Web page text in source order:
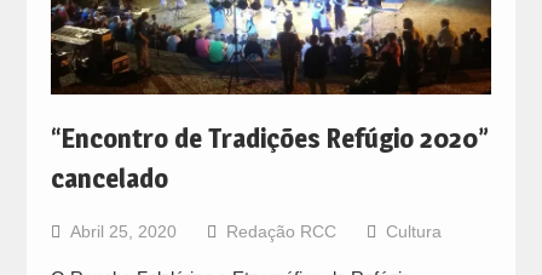
“Encontro de Tradições Refúgio 2020”
cancelado
Abril 25, 2020 Redação RCC Cultura